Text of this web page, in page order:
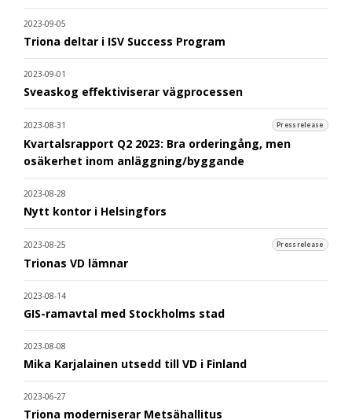
2023-09-05
Triona deltar i ISV Success Program
2023-09-01
Sveaskog effektiviserar vägprocessen
2023-08-31 Pressrelease
Kvartalsrapport Q2 2023: Bra orderingång, men
osäkerhet inom anläggning/byggande
2023-08-28
Nytt kontor i Helsingfors
2023-08-25 Pressrelease
Trionas VD lämnar
2023-08-14
GIS-ramavtal med Stockholms stad
2023-08-08
Mika Karjalainen utsedd till VD i Finland
2023-06-27
Triona moderniserar Metsähallitus